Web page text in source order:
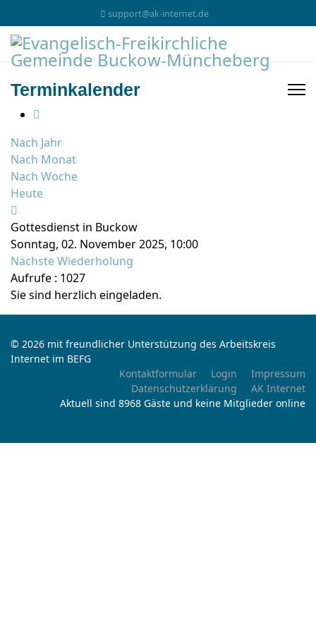
support@ak-internet.de
Terminkalender
Nach Jahr
Nach Monat
Nach Woche
Heute
Gottesdienst in Buckow
Sonntag, 02. November 2025, 10:00
Nächste Wiederholung
Aufrufe : 1027
Sie sind herzlich eingeladen.
© 2026 mit freundlicher Unterstützung des Arbeitskreis
Internet im BEFG
Kontaktformular
Login
Impressum
Datenschutzerklärung
AK Internet
Aktuell sind 8968 Gäste und keine Mitglieder online